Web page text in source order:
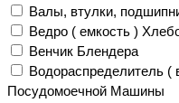
Валы, втулки,
Ведро ( емкость )
Венчик Блендера
Водораспределитель (
Посудомоечной Машины